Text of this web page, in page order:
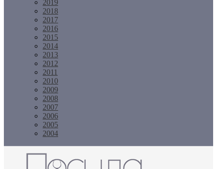
2019
2018
2017
2016
2015
2014
2013
2012
2011
2010
2009
2008
2007
2006
2005
2004